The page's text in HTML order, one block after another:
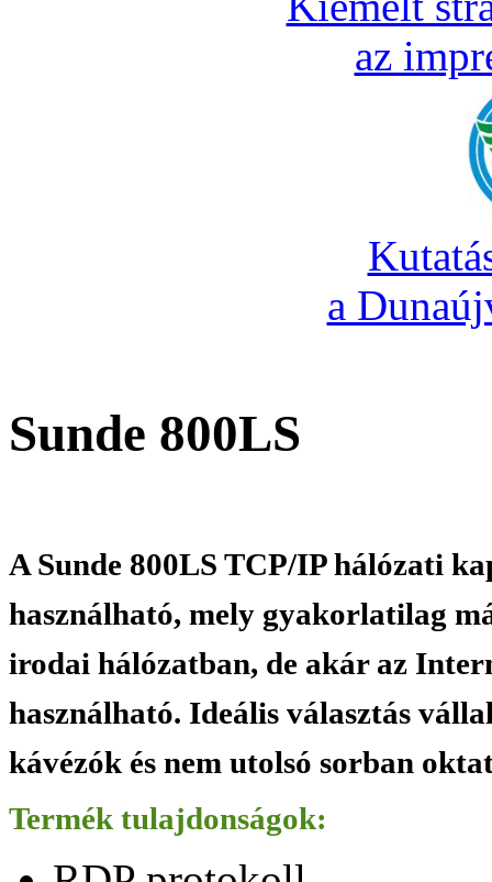
az
a
Sunde 800LS
A Sunde 800LS TCP/IP hálózati
használható, mely gyakorlatilag
irodai hálózatban, de akár az
használható. Ideális választás
kávézók és nem utolsó sorban
Termék tulajdonságok: